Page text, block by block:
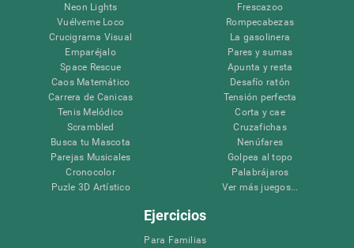
Neon Lights
Vuélveme Loco
Crucigrama Visual
Emparéjalo
Space Rescue
Caos Matemático
Carrera de Canicas
Tenis Melódico
Scrambled
Busca tu Mascota
Parejas Musicales
Cronocolor
Puzle 3D Artístico
Frescazoo
Rompecabezas
La gasolinera
Pares y sumas
Apunta y resta
Desafío ratón
Tensión perfecta
Corta y cae
Cruzafichas
Nenúfares
Golpea al topo
Palabrájaros
Ver más juegos...
Ejercicios
Para Familias